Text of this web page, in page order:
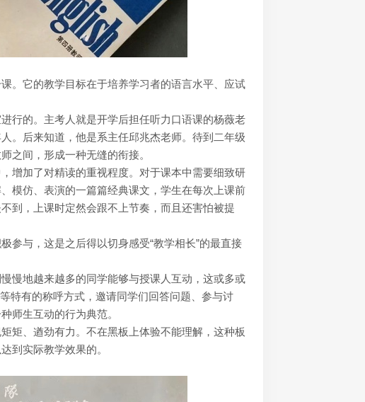
。它的教学目标在于培养学习者的语言水平、应试
行的。主考人就是开学后担任听力口语课的杨薇老
。后来知道，他是系主任邱兆杰老师。待到二年级
之间，形成一种无缝的衔接。
增加了对精读的重视程度。对于课本中需要细致研
模仿、表演的一篇篇经典课文，学生在每次上课前
到，上课时定然会跟不上节奏，而且还害怕被提
参与，这是之后得以切身感受“教学相长”的最直接
慢地越来越多的同学能够与授课人互动，这或多或
特有的称呼方式，邀请同学们回答问题、参与讨
师生互动的行为典范。
矩、遒劲有力。不在黑板上体验不能理解，这种板
到实际教学效果的。